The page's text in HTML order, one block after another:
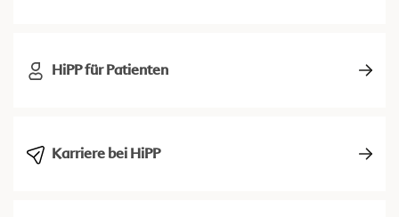
HiPP für Patienten
Karriere bei HiPP